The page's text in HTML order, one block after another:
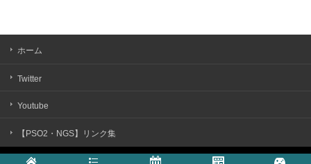
ホーム
Twitter
Youtube
【PSO2・NGS】リンク集